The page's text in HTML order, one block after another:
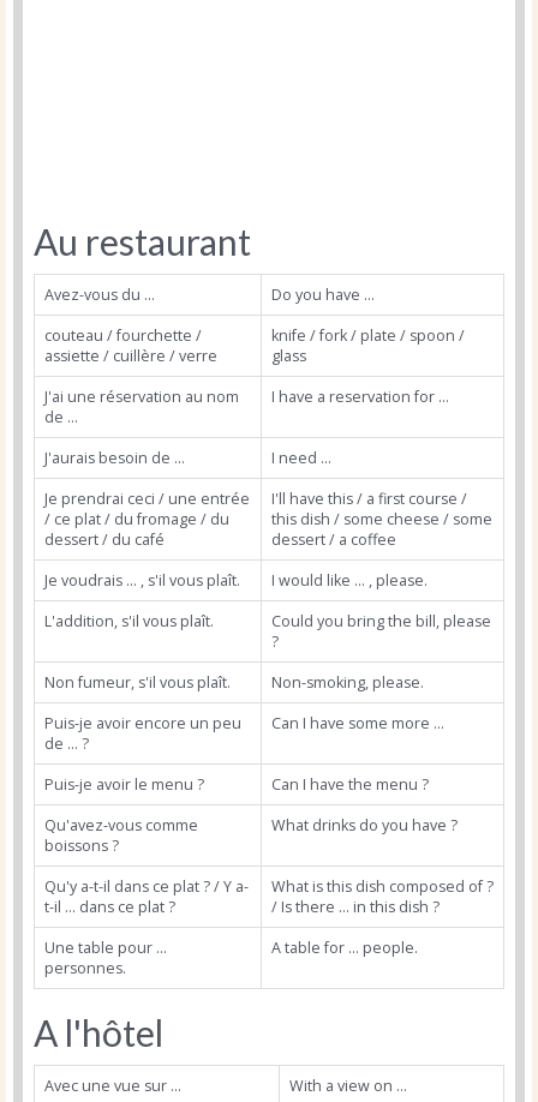
Au restaurant
Avez-vous du ...
Do you have ...
couteau / fourchette /
assiette / cuillère / verre
knife / fork / plate / spoon /
glass
J'ai une réservation au nom
de ...
I have a reservation for ...
J'aurais besoin de ...
I need ...
Je prendrai ceci / une entrée
/ ce plat / du fromage / du
dessert / du café
I'll have this / a first course /
this dish / some cheese / some
dessert / a coffee
Je voudrais ... , s'il vous plaît.
I would like ... , please.
L'addition, s'il vous plaît.
Could you bring the bill, please
?
Non fumeur, s'il vous plaît.
Non-smoking, please.
Puis-je avoir encore un peu
de ... ?
Can I have some more ...
Puis-je avoir le menu ?
Can I have the menu ?
Qu'avez-vous comme
boissons ?
What drinks do you have ?
Qu'y a-t-il dans ce plat ? / Y a-
t-il ... dans ce plat ?
What is this dish composed of ?
/ Is there ... in this dish ?
Une table pour ...
personnes.
A table for ... people.
A l'hôtel
Avec une vue sur ...
With a view on ...